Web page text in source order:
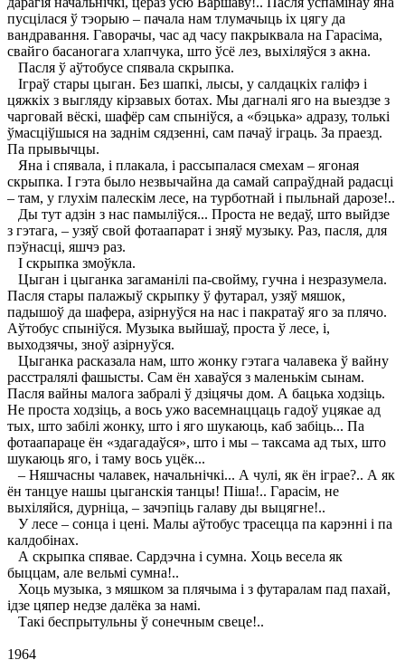
пусцілася ў тэорыю – пачала нам тлумачыць іх цягу да
вандравання. Гаворачы, час ад часу пакрыквала на Гарасіма,
свайго басаногага хлапчука, што ўсё лез, выхіляўся з акна.
Пасля ў аўтобусе спявала скрыпка.
Іграў стары цыган. Без шапкі, лысы, у салдацкіх галіфэ і
цяжкіх з выгляду кірзавых ботах. Мы дагналі яго на выездзе з
чарговай вёскі, шафёр сам спыніўся, а «бэцька» адразу, толькі
ўмасціўшыся на заднім сядзенні, сам пачаў іграць. За праезд.
Па прывычцы.
Яна і спявала, і плакала, і рассыпалася смехам – ягоная
скрыпка. I гэта было незвычайна да самай сапраўднай радасці
– там, у глухім палескім лесе, на турботнай і пыльнай дарозе!..
Ды тут адзін з нас памыліўся... Проста не ведаў, што выйдзе
з гэтага, – узяў свой фотаапарат і зняў музыку. Раз, пасля, для
пэўнасці, яшчэ раз.
I скрыпка змоўкла.
Цыган і цыганка загаманілі па-свойму, гучна і незразумела.
Пасля стары палажыў скрыпку ў футарал, узяў мяшок,
падышоў да шафера, азірнуўся на нас і пакратаў яго за плячо.
Аўтобус спыніўся. Музыка выйшаў, проста ў лесе, і,
выходзячы, зноў азірнуўся.
Цыганка расказала нам, што жонку гэтага чалавека ў вайну
расстралялі фашысты. Сам ён хаваўся з маленькім сынам.
Пасля вайны малога забралі ў дзіцячы дом. А бацька ходзіць.
Не проста ходзіць, а вось ужо васемнаццаць гадоў уцякае ад
тых, што забілі жонку, што і яго шукаюць, каб забіць... Па
фотаапараце ён «здагадаўся», што і мы – таксама ад тых, што
шукаюць яго, і таму вось уцёк...
– Няшчасны чалавек, начальнічкі... А чулі, як ён іграе?.. А як
ён танцуе нашы цыганскія танцы! Піша!.. Гарасім, не
выхіляйся, дурніца, – зачэпіць галаву ды выцягне!..
У лесе – сонца і цені. Малы аўтобус трасецца па карэнні і па
калдобінах.
А скрыпка спявае. Сардэчна і сумна. Хоць весела як
быццам, але вельмі сумна!..
Хоць музыка, з мяшком за плячыма і з футаралам пад пахай,
ідзе цяпер недзе далёка за намі.
Такі беспрытульны ў сонечным свеце!..
1964